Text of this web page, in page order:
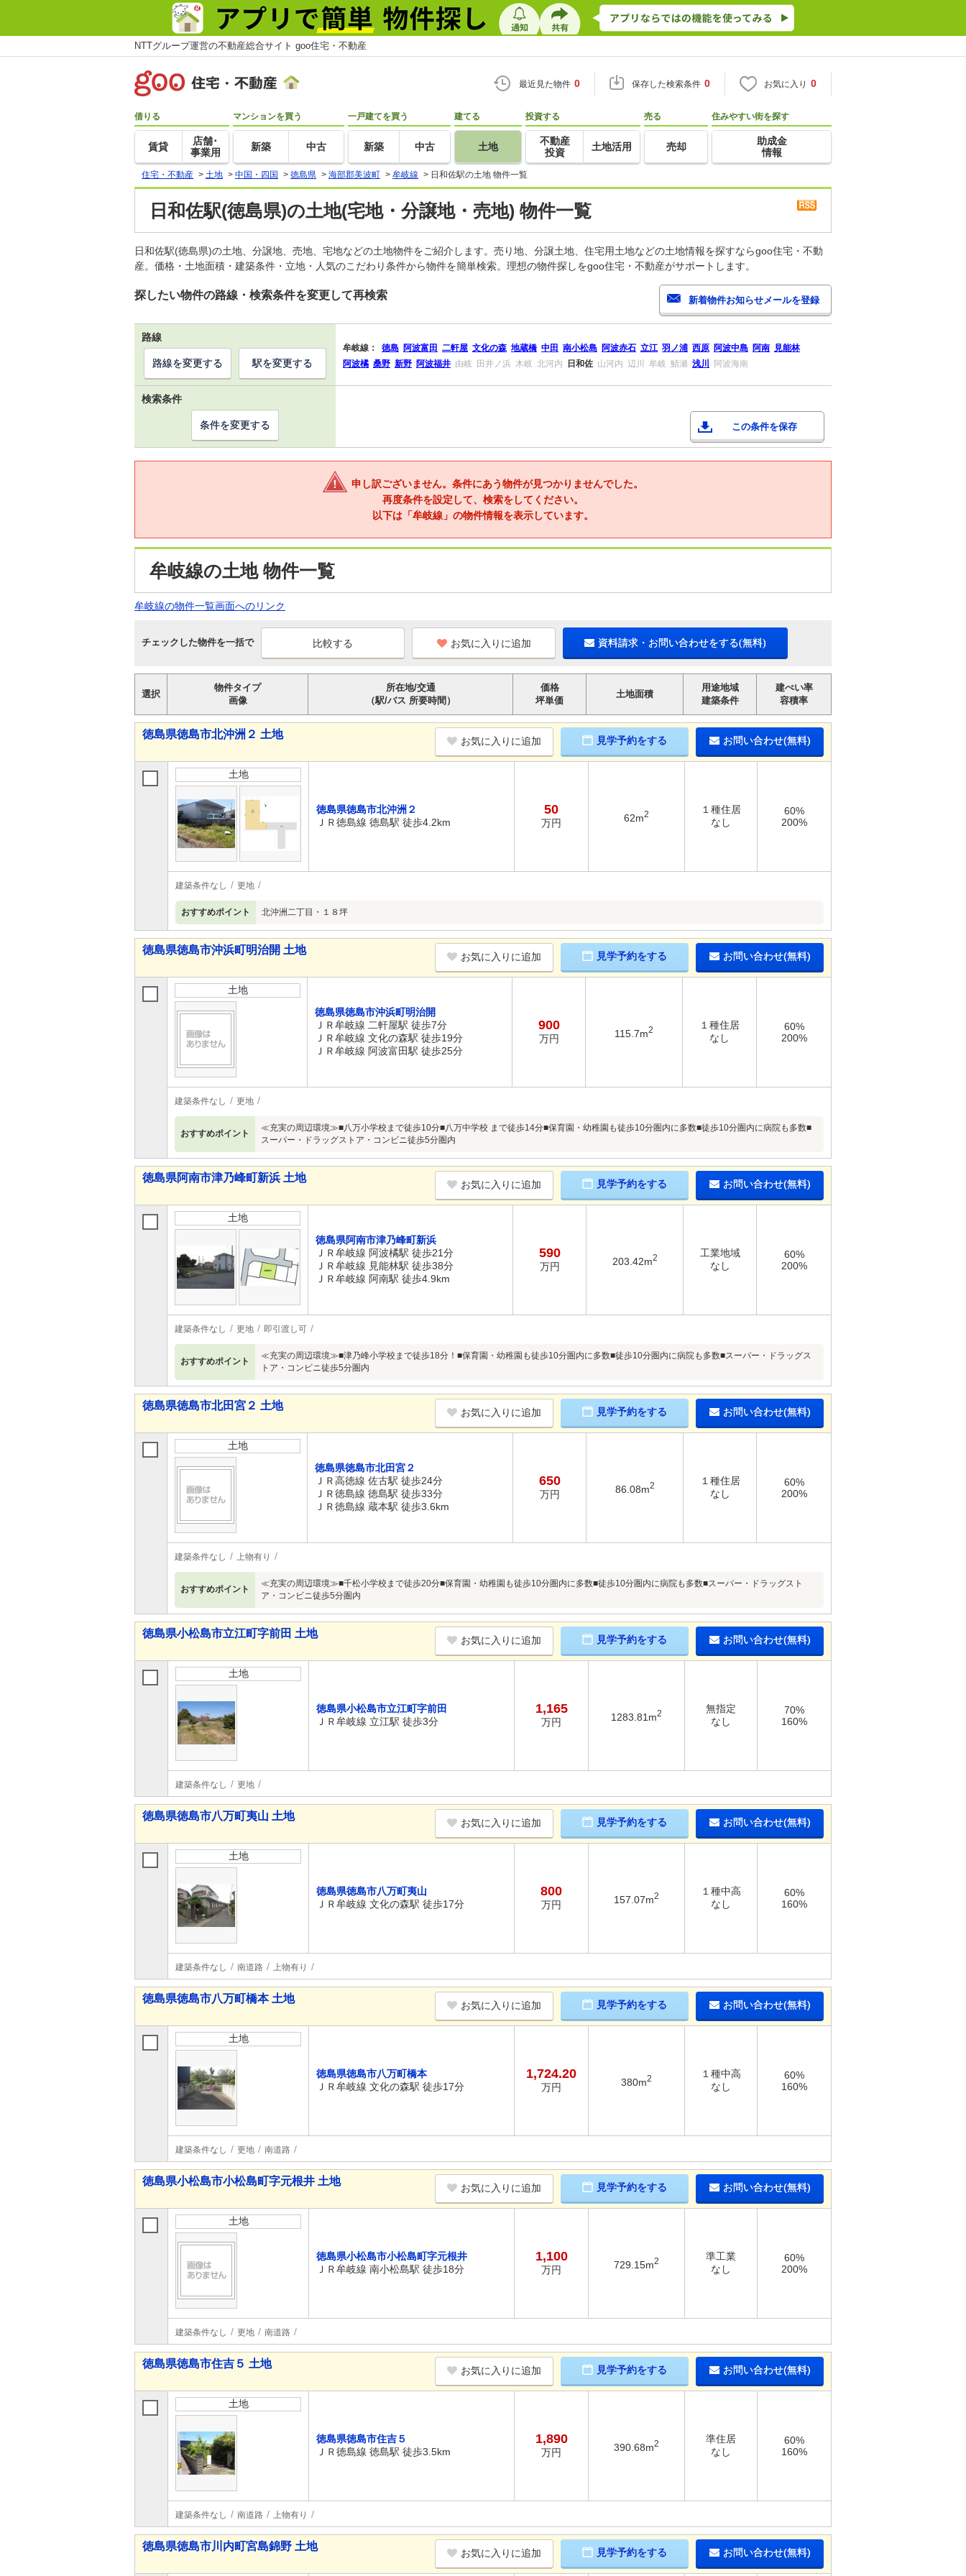
NTTグループ運営の不動産総合サイト goo住宅・不動産
最近見た物件 0 保存した検索条件 0 お気に入り 0
借りる
賃貸
店舗･
事業用
マンションを買う
新築 中古
一戸建てを買う
新築 中古
建てる
土地
投資する
不動産
投資
土地活用
売る
売却
住みやすい街を探す
助成金
情報
住宅・不動産 > 土地 > 中国・四国 > 徳島県 > 海部郡美波町 > 牟岐線 > 日和佐駅の土地 物件一覧
日和佐駅(徳島県)の土地(宅地・分譲地・売地) 物件一覧
日和佐駅(徳島県)の土地、分譲地、売地、宅地などの土地物件をご紹介します。売り地、分譲土地、住宅用土地などの土地情報を探すならgoo住宅・不動
産。価格・土地面積・建築条件・立地・人気のこだわり条件から物件を簡単検索。理想の物件探しをgoo住宅・不動産がサポートします。
探したい物件の路線・検索条件を変更して再検索
路線
牟岐線： 徳島 阿波富田 二軒屋 文化の森 地蔵橋 中田 南小松島 阿波赤石 立江 羽ノ浦 西原 阿波中島 阿南 見能林
阿波橘 桑野 新野 阿波福井 由岐 田井ノ浜 木岐 北河内 日和佐 山河内 辺川 牟岐 鯖瀬 浅川 阿波海南
路線を変更する 駅を変更する
検索条件
この条件を保存
条件を変更する
申し訳ございません。条件にあう物件が見つかりませんでした。
再度条件を設定して、検索をしてください。
以下は「牟岐線」の物件情報を表示しています。
牟岐線の土地 物件一覧
牟岐線の物件一覧画面へのリンク
チェックした物件を一括で お気に入りに追加 資料請求・お問い合わせをする(無料)
選択
物件タイプ
画像
所在地/交通
（駅/バス 所要時間）
価格
坪単価
土地面積
用途地域
建築条件
建ぺい率
容積率
徳島県徳島市北沖洲２ 土地
お気に入りに追加 見学予約をする お問い合わせ(無料)
土地
徳島県徳島市北沖洲２
ＪＲ徳島線 徳島駅 徒歩4.2km
50
万円 62m2
１種住居
なし
60%
200%
建築条件なし 更地
おすすめポイント 北沖洲二丁目・１８坪
徳島県徳島市沖浜町明治開 土地
お気に入りに追加 見学予約をする お問い合わせ(無料)
土地
徳島県徳島市沖浜町明治開
ＪＲ牟岐線 二軒屋駅 徒歩7分
ＪＲ牟岐線 文化の森駅 徒歩19分
ＪＲ牟岐線 阿波富田駅 徒歩25分
900
万円 115.7m2
１種住居
なし
60%
200%
建築条件なし 更地
おすすめポイント
≪充実の周辺環境≫■八万小学校まで徒歩10分■八万中学校 まで徒歩14分■保育園・幼稚園も徒歩10分圏内に多数■徒歩10分圏内に病院も多数■
スーパー・ドラッグストア・コンビニ徒歩5分圏内
徳島県阿南市津乃峰町新浜 土地
お気に入りに追加 見学予約をする お問い合わせ(無料)
土地
徳島県阿南市津乃峰町新浜
ＪＲ牟岐線 阿波橘駅 徒歩21分
ＪＲ牟岐線 見能林駅 徒歩38分
ＪＲ牟岐線 阿南駅 徒歩4.9km
590
万円 203.42m2
工業地域
なし
60%
200%
建築条件なし 更地 即引渡し可
おすすめポイント
≪充実の周辺環境≫■津乃峰小学校まで徒歩18分！■保育園・幼稚園も徒歩10分圏内に多数■徒歩10分圏内に病院も多数■スーパー・ドラッグス
トア・コンビニ徒歩5分圏内
徳島県徳島市北田宮２ 土地
お気に入りに追加 見学予約をする お問い合わせ(無料)
土地
徳島県徳島市北田宮２
ＪＲ高徳線 佐古駅 徒歩24分
ＪＲ徳島線 徳島駅 徒歩33分
ＪＲ徳島線 蔵本駅 徒歩3.6km
650
万円 86.08m2
１種住居
なし
60%
200%
建築条件なし 上物有り
おすすめポイント
≪充実の周辺環境≫■千松小学校まで徒歩20分■保育園・幼稚園も徒歩10分圏内に多数■徒歩10分圏内に病院も多数■スーパー・ドラッグスト
ア・コンビニ徒歩5分圏内
徳島県小松島市立江町字前田 土地
お気に入りに追加 見学予約をする お問い合わせ(無料)
土地
徳島県小松島市立江町字前田
ＪＲ牟岐線 立江駅 徒歩3分
1,165
万円 1283.81m2
無指定
なし
70%
160%
建築条件なし 更地
徳島県徳島市八万町夷山 土地
お気に入りに追加 見学予約をする お問い合わせ(無料)
土地
徳島県徳島市八万町夷山
ＪＲ牟岐線 文化の森駅 徒歩17分
800
万円 157.07m2
１種中高
なし
60%
160%
建築条件なし 南道路 上物有り
徳島県徳島市八万町橋本 土地
お気に入りに追加 見学予約をする お問い合わせ(無料)
土地
徳島県徳島市八万町橋本
ＪＲ牟岐線 文化の森駅 徒歩17分
1,724.20
万円 380m2
１種中高
なし
60%
160%
建築条件なし 更地 南道路
徳島県小松島市小松島町字元根井 土地
お気に入りに追加 見学予約をする お問い合わせ(無料)
土地
徳島県小松島市小松島町字元根井
ＪＲ牟岐線 南小松島駅 徒歩18分
1,100
万円 729.15m2
準工業
なし
60%
200%
建築条件なし 更地 南道路
徳島県徳島市住吉５ 土地
お気に入りに追加 見学予約をする お問い合わせ(無料)
土地
徳島県徳島市住吉５
ＪＲ徳島線 徳島駅 徒歩3.5km
1,890
万円 390.68m2
準住居
なし
60%
160%
建築条件なし 南道路 上物有り
徳島県徳島市川内町宮島錦野 土地
お気に入りに追加 見学予約をする お問い合わせ(無料)